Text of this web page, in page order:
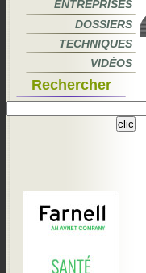
ENTREPRISES
DOSSIERS
TECHNIQUES
VIDÉOS
Rechercher